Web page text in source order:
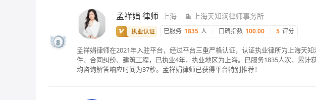
8
孟祥娟 律师 上海 上海天知澜律师事务所
已服务 1835 人 口碑指数 100.00 5 评分
孟祥娟律师在2021年入驻平台，经过平台三重严格认证，认证执业律所为上海天
件、合同纠纷、建筑工程，已执业4年，执业地区为上海。已服务1835人次，累计
均咨询解答响应时间为37秒。孟祥娟律师已获得平台特别推荐！